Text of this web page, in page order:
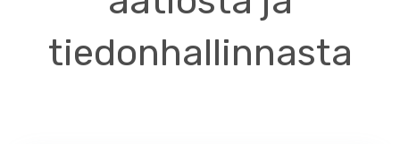
tiedonhallinnasta